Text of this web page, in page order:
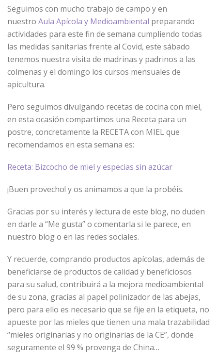
Seguimos con mucho trabajo de campo y en
nuestro Aula Apícola y Medioambiental preparando
actividades para este fin de semana cumpliendo todas
las medidas sanitarias frente al Covid, este sábado
tenemos nuestra visita de madrinas y padrinos a las
colmenas y el domingo los cursos mensuales de
apicultura.
Pero seguimos divulgando recetas de cocina con miel,
en esta ocasión compartimos una Receta para un
postre, concretamente la RECETA con MIEL que
recomendamos en esta semana es:
Receta: Bizcocho de miel y especias sin azúcar
¡Buen provecho! y os animamos a que la probéis.
Gracias por su interés y lectura de este blog, no duden
en darle a “Me gusta” o comentarla si le parece, en
nuestro blog o en las redes sociales.
Y recuerde, comprando productos apícolas, además de
beneficiarse de productos de calidad y beneficiosos
para su salud, contribuirá a la mejora medioambiental
de su zona, gracias al papel polinizador de las abejas,
pero para ello es necesario que se fije en la etiqueta, no
apueste por las mieles que tienen una mala trazabilidad
“mieles originarias y no originarias de la CE”, donde
seguramente el 99 % provenga de China…